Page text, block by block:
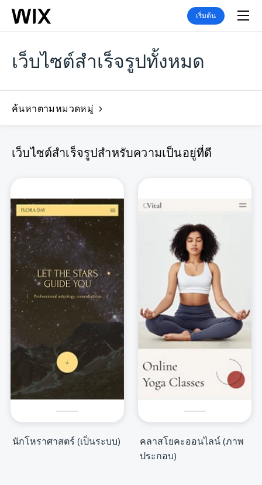
เริ่มต้น
เว็บไซต์สำเร็จรูปทั้งหมด
ค้นหาตามหมวดหมู่
เว็บไซต์สำเร็จรูปสำหรับความเป็นอยู่ที่ดี
นักโหราศาสตร์ (เป็นระบบ)
คลาสโยคะออนไลน์ (ภาพ
ประกอบ)